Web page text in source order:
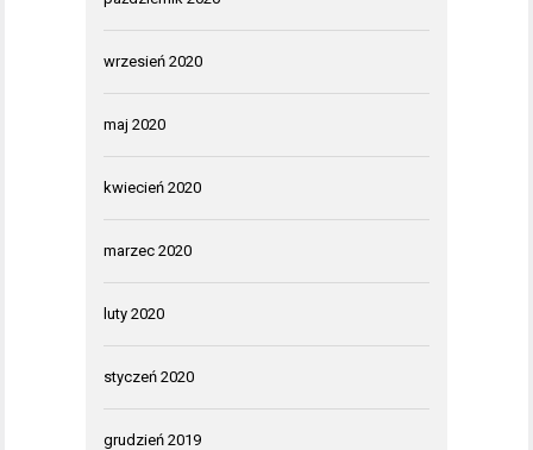
wrzesień 2020
maj 2020
kwiecień 2020
marzec 2020
luty 2020
styczeń 2020
grudzień 2019